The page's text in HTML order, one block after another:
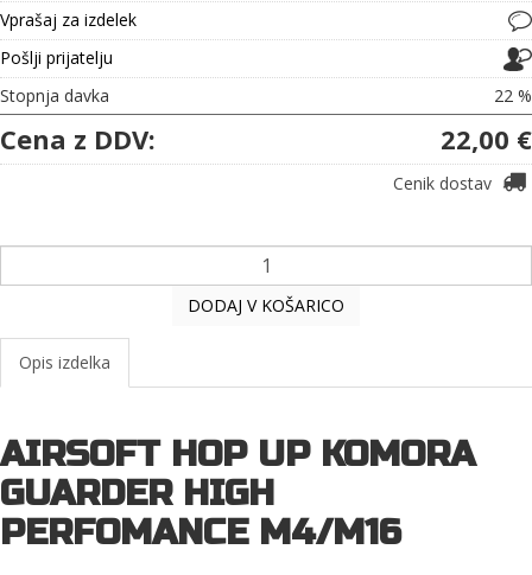
Vprašaj za izdelek
Pošlji prijatelju
Stopnja davka
22 %
Cena z DDV: 22,00 €
Cenik dostav
DODAJ V KOŠARICO
Opis izdelka
AIRSOFT HOP UP KOMORA
GUARDER HIGH
PERFOMANCE M4/M16